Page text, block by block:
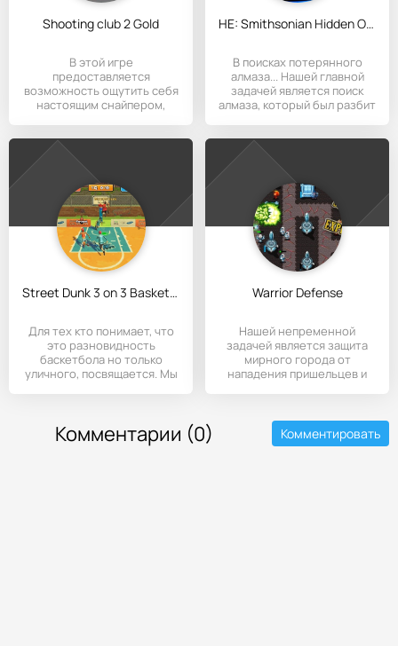
Shooting club 2 Gold
В этой игре
предоставляется
возможность ощутить себя
настоящим снайпером,
HE: Smithsonian Hidden Object
В поисках потерянного
алмаза... Нашей главной
задачей является поиск
алмаза, который был разбит
Street Dunk 3 on 3 Basketball
Для тех кто понимает, что
это разновидность
баскетбола но только
уличного, посвящается. Мы
Warrior Defense
Нашей непременной
задачей является защита
мирного города от
нападения пришельцев и
Комментарии (0) Комментировать